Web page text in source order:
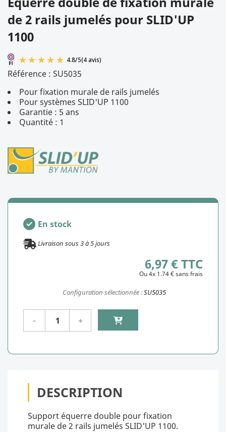
de 2 rails jumelés pour SLID'UP
1100
Référence : SU5035
Pour fixation murale de rails jumelés
Pour systèmes SLID'UP 1100
Garantie : 5 ans
Quantité : 1
En stock
Livraison sous3à5jours
6,97 € TTC
Ou 4x 1.74 € sans frais
Configuration sélectionnée :SU5035
DESCRIPTION
Support équerre double pour fixation
murale de 2 rails jumelés SLID'UP 1100.